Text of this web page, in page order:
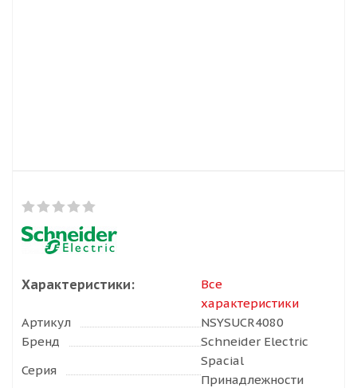
Характеристики:
Все
характеристики
Артикул
NSYSUCR4080
Бренд
Schneider Electric
Серия
Spacial
Принадлежности